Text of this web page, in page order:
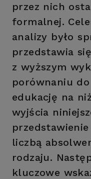
przez nich
formalnej.
analizy było
przedstawia
z wyższym
porównaniu
edukację na
wyjścia
liczbą
rodzaju.
kluczowe